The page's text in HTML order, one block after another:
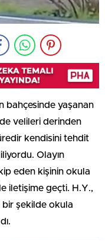
bahçesinde yaşanan
velileri derinden
kendisini tehdit
Olayın
eden kişinin okula
iletişime geçti. H.Y.,
bir şekilde okula